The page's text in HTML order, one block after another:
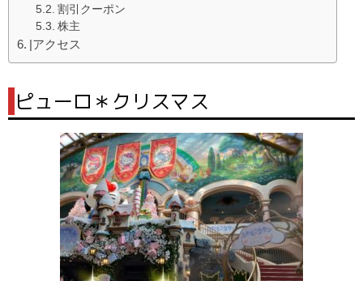
割引クーポン
株主
|アクセス
ピューロ＊クリスマス